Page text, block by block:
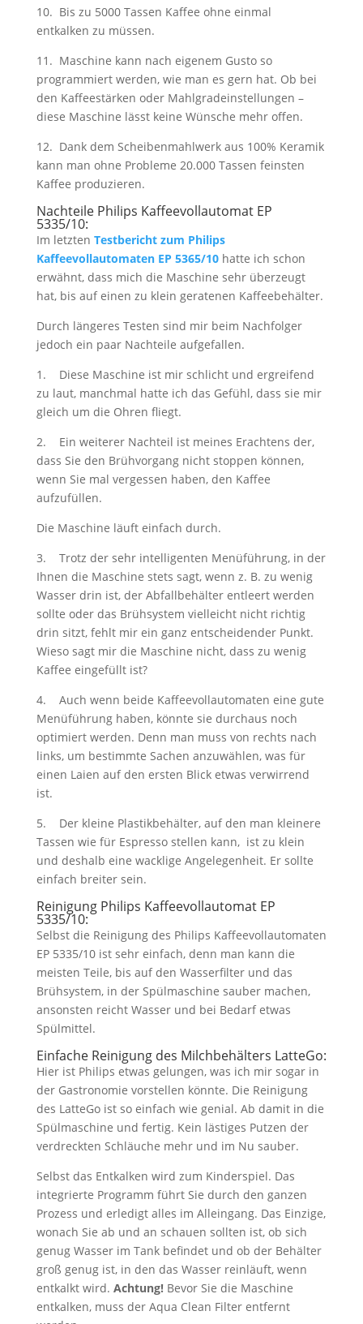
10. Bis zu 5000 Tassen Kaffee ohne einmal
entkalken zu müssen.
11. Maschine kann nach eigenem Gusto so
programmiert werden, wie man es gern hat. Ob bei
den Kaffeestärken oder Mahlgradeinstellungen –
diese Maschine lässt keine Wünsche mehr offen.
12. Dank dem Scheibenmahlwerk aus 100% Keramik
kann man ohne Probleme 20.000 Tassen feinsten
Kaffee produzieren.
Nachteile Philips Kaffeevollautomat EP
5335/10:
Im letzten Testbericht zum Philips
Kaffeevollautomaten EP 5365/10hatte ich schon
erwähnt, dass mich die Maschine sehr überzeugt
hat, bis auf einen zu klein geratenen Kaffeebehälter.
Durch längeres Testen sind mir beim Nachfolger
jedoch ein paar Nachteile aufgefallen.
1. Diese Maschine ist mir schlicht und ergreifend
zu laut, manchmal hatte ich das Gefühl, dass sie mir
gleich um die Ohren fliegt.
2. Ein weiterer Nachteil ist meines Erachtens der,
dass Sie den Brühvorgang nicht stoppen können,
wenn Sie mal vergessen haben, den Kaffee
aufzufüllen.
Die Maschine läuft einfach durch.
3. Trotz der sehr intelligenten Menüführung, in der
Ihnen die Maschine stets sagt, wenn z. B. zu wenig
Wasser drin ist, der Abfallbehälter entleert werden
sollte oder das Brühsystem vielleicht nicht richtig
drin sitzt, fehlt mir ein ganz entscheidender Punkt.
Wieso sagt mir die Maschine nicht, dass zu wenig
Kaffee eingefüllt ist?
4. Auch wenn beide Kaffeevollautomaten eine gute
Menüführung haben, könnte sie durchaus noch
optimiert werden. Denn man muss von rechts nach
links, um bestimmte Sachen anzuwählen, was für
einen Laien auf den ersten Blick etwas verwirrend
ist.
5. Der kleine Plastikbehälter, auf den man kleinere
Tassen wie für Espresso stellen kann, ist zu klein
und deshalb eine wacklige Angelegenheit. Er sollte
einfach breiter sein.
Reinigung Philips Kaffeevollautomat EP
5335/10:
Selbst die Reinigung des Philips Kaffeevollautomaten
EP 5335/10 ist sehr einfach, denn man kann die
meisten Teile, bis auf den Wasserfilter und das
Brühsystem, in der Spülmaschine sauber machen,
ansonsten reicht Wasser und bei Bedarf etwas
Spülmittel.
Einfache Reinigung des Milchbehälters LatteGo:
Hier ist Philips etwas gelungen, was ich mir sogar in
der Gastronomie vorstellen könnte. Die Reinigung
des LatteGo ist so einfach wie genial. Ab damit in die
Spülmaschine und fertig. Kein lästiges Putzen der
verdreckten Schläuche mehr und im Nu sauber.
Selbst das Entkalken wird zum Kinderspiel. Das
integrierte Programm führt Sie durch den ganzen
Prozess und erledigt alles im Alleingang. Das Einzige,
wonach Sie ab und an schauen sollten ist, ob sich
genug Wasser im Tank befindet und ob der Behälter
groß genug ist, in den das Wasser reinläuft, wenn
entkalkt wird. Achtung!Bevor Sie die Maschine
entkalken, muss der Aqua Clean Filter entfernt